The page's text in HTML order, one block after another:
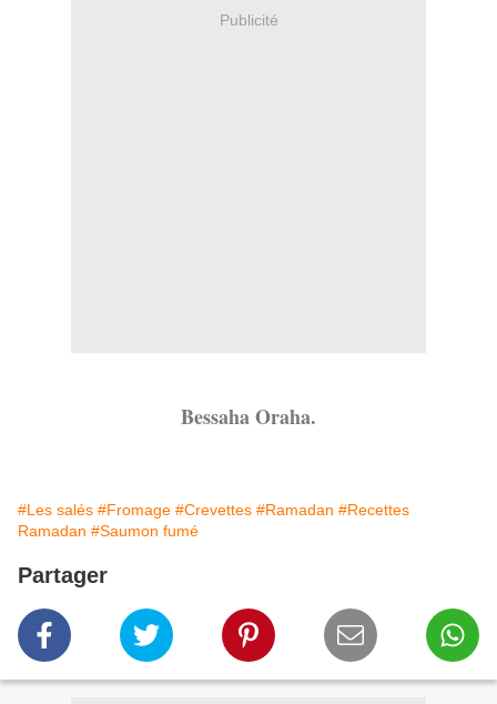
Publicité
Bessaha Oraha.
#Les salés #Fromage #Crevettes #Ramadan #Recettes
Ramadan #Saumon fumé
Partager